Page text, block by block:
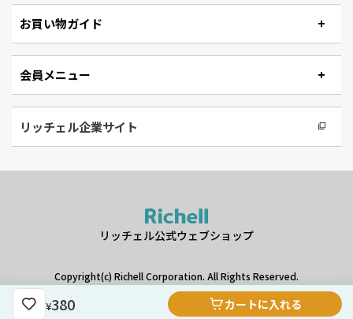
¥380 カートに入れる
お買い物ガイド
会員メニュー
リッチェル企業サイト
リッチェル公式ウェブショップ
Copyright(c) Richell Corporation. All Rights Reserved.